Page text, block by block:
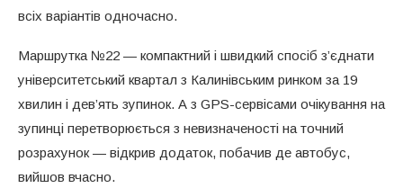
всіх варіантів одночасно.
Маршрутка №22 — компактний і швидкий спосіб з’єднати
університетський квартал з Калинівським ринком за 19
хвилин і дев’ять зупинок. А з GPS-сервісами очікування на
зупинці перетворюється з невизначеності на точний
розрахунок — відкрив додаток, побачив де автобус,
вийшов вчасно.